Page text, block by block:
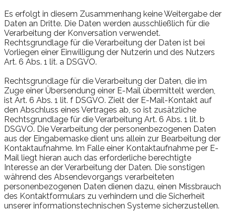
Es erfolgt in diesem Zusammenhang keine Weitergabe der
Daten an Dritte. Die Daten werden ausschließlich für die
Verarbeitung der Konversation verwendet.
Rechtsgrundlage für die Verarbeitung der Daten ist bei
Vorliegen einer Einwilligung der Nutzerin und des Nutzers
Art. 6 Abs. 1 lit. a DSGVO.
Rechtsgrundlage für die Verarbeitung der Daten, die im
Zuge einer Übersendung einer E-Mail übermittelt werden,
ist Art. 6 Abs. 1 lit. f DSGVO. Zielt der E-Mail-Kontakt auf
den Abschluss eines Vertrages ab, so ist zusätzliche
Rechtsgrundlage für die Verarbeitung Art. 6 Abs. 1 lit. b
DSGVO. Die Verarbeitung der personenbezogenen Daten
aus der Eingabemaske dient uns allein zur Bearbeitung der
Kontaktaufnahme. Im Falle einer Kontaktaufnahme per E-
Mail liegt hieran auch das erforderliche berechtigte
Interesse an der Verarbeitung der Daten. Die sonstigen
während des Absendevorgangs verarbeiteten
personenbezogenen Daten dienen dazu, einen Missbrauch
des Kontaktformulars zu verhindern und die Sicherheit
unserer informationstechnischen Systeme sicherzustellen.